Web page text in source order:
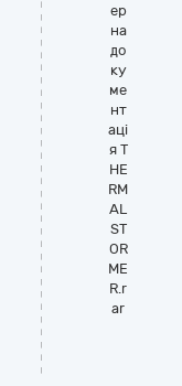
ер
на
до
ку
ме
нт
аці
я T
HE
RM
AL
ST
OR
ME
R.r
ar